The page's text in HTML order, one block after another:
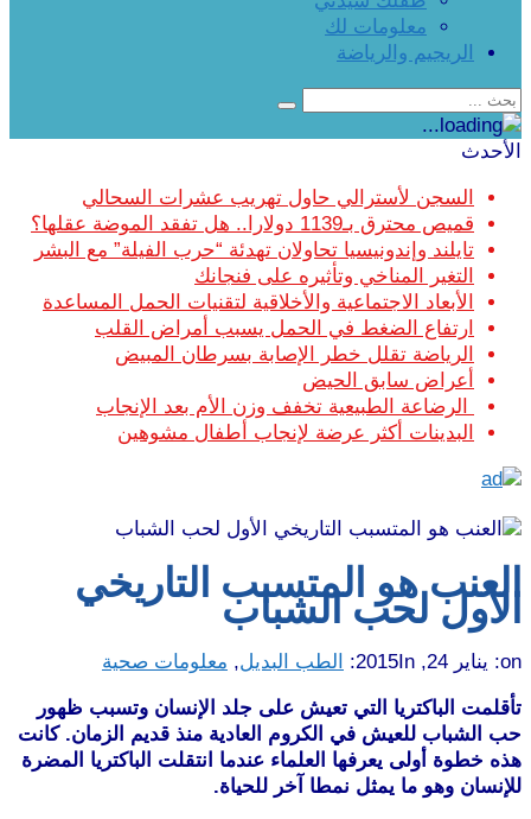
معلومات لك
الريجيم والرياضة
الأحدث
السجن لأسترالي حاول تهريب عشرات السحالي
قميص محترق بـ1139 دولارا.. هل تفقد الموضة عقلها؟
تايلند وإندونيسيا تحاولان تهدئة “حرب الفيلة” مع البشر
التغير المناخي وتأثيره على فنجانك
الأبعاد الاجتماعية والأخلاقية لتقنيات الحمل المساعدة
ارتفاع الضغط في الحمل يسبب أمراض القلب
الرياضة تقلل خطر الإصابة بسرطان المبيض
أعراض سابق الحيض
الرضاعة الطبيعية تخفف وزن الأم بعد الإنجاب
البدينات أكثر عرضة لإنجاب أطفال مشوهين
العنب هو المتسبب التاريخي
الأول لحب الشباب
on: يناير 24, 2015 In: الطب البديل, معلومات صحية
تأقلمت الباكتريا التي تعيش على جلد الإنسان وتسبب ظهور
حب الشباب للعيش في الكروم العادية منذ قديم الزمان. كانت
هذه خطوة أولى يعرفها العلماء عندما انتقلت الباكتريا المضرة
للإنسان وهو ما يمثل نمطا آخر للحياة.